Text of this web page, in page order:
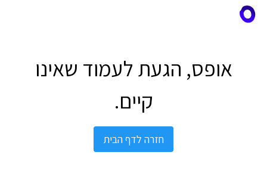
אופס, הגעת לעמוד שאינו
קיים.
חזרה לדף הבית